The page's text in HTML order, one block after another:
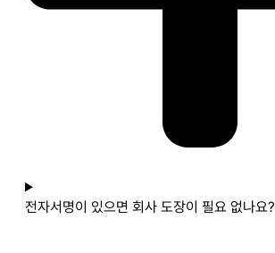
전자서명이 있으면 회사 도장이 필요 없나요?